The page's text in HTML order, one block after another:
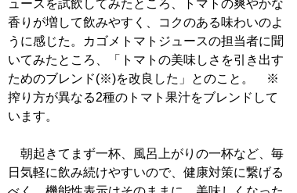
ュースを試飲してみたところ、トマトの爽やかな
香りが増して飲みやすく、コクのある味わいのよ
うに感じた。カゴメトマトジュースの担当者に聞
いてみたところ、「トマトの美味しさを引き出す
ためのブレンド(※)を改良した」とのこと。 ※
搾り方が異なる2種のトマト果汁をブレンドして
います。
朝起きてまず一杯、風呂上がりの一杯など、毎
日気軽に飲み続けやすいので、健康対策に繋げる